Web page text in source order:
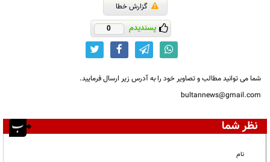
گزارش خطا
پسندیدم 0
شما می توانید مطالب و تصاویر خود را به آدرس زیر ارسال فرمایید.
bultannews@gmail.com
نظر شما
نام